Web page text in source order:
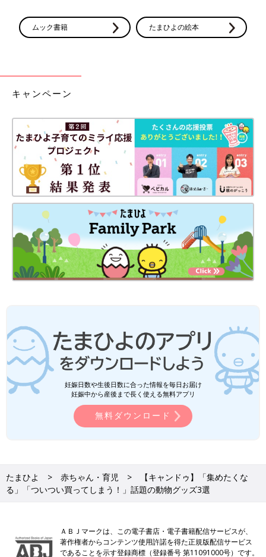
ムック書籍 たまひよの絵本
キャンペーン
妊娠日数や生後日数に合った情報を毎日お届け
妊娠中から産後まで長く使える無料アプリ
無料ダウンロード
たまひよ 赤ちゃん・育児
【キャンドゥ】「集めたくな
る」「ついつい買ってしまう！」話題の動物グッズ3選
ＡＢＪマークは、この電子書店・電子書籍配信サービスが、
著作権者からコンテンツ使用許諾を得た正規版配信サービス
であることを示す登録商標（登録番号 第11091000号）です。